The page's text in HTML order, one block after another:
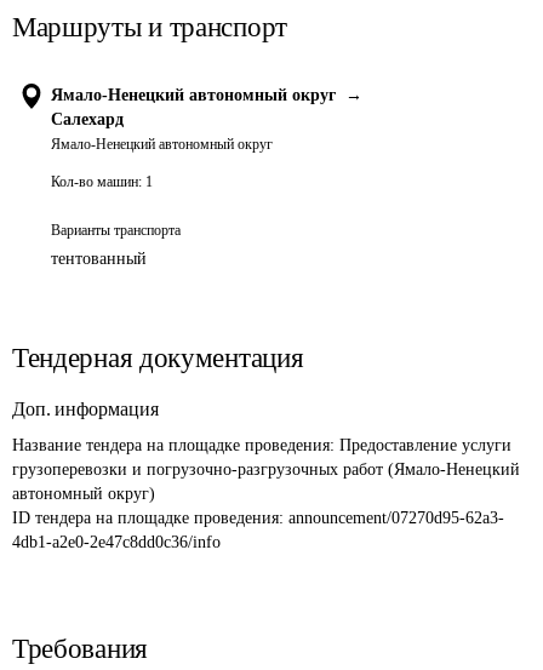
Маршруты и транспорт
Ямало-Ненецкий автономный округ
→
Салехард
Ямало-Ненецкий автономный округ
Кол-во машин: 1
Варианты транспорта
тентованный
Тендерная документация
Доп. информация
Название тендера на площадке проведения: Предоставление услуги
грузоперевозки и погрузочно-разгрузочных работ (Ямало-Ненецкий
автономный округ)
ID тендера на площадке проведения: announcement/07270d95-62a3-
4db1-a2e0-2e47c8dd0c36/info
Требования